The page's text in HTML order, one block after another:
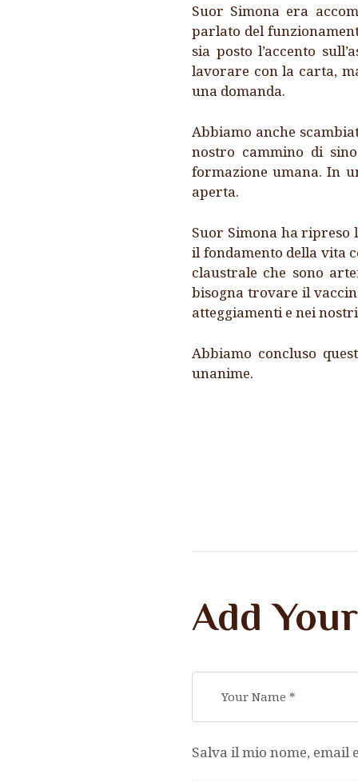
Suor Simona era
parlato del
sia posto l’accento
lavorare con la carta,
una domanda.
Abbiamo anche
nostro cammino di
formazione umana. In
aperta.
Suor Simona ha ripreso
il fondamento della vita
claustrale che sono
bisogna trovare il
atteggiamenti e nei
Abbiamo concluso
unanime.
Add
Salva il mio nome,